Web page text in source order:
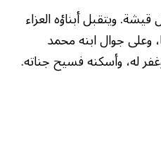
ويتقبل أبناؤه العزاء
وعلى جوال ابنه محمد